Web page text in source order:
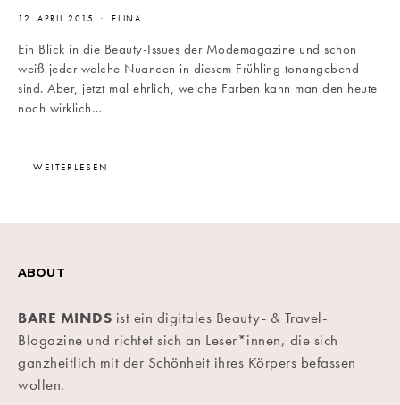
12. APRIL 2015 ELINA
Ein Blick in die Beauty-Issues der Modemagazine und schon
weiß jeder welche Nuancen in diesem Frühling tonangebend
sind. Aber, jetzt mal ehrlich, welche Farben kann man den heute
noch wirklich…
WEITERLESEN
ABOUT
BARE MINDS ist ein digitales Beauty- & Travel-
Blogazine und richtet sich an Leser*innen, die sich
ganzheitlich mit der Schönheit ihres Körpers befassen
wollen.